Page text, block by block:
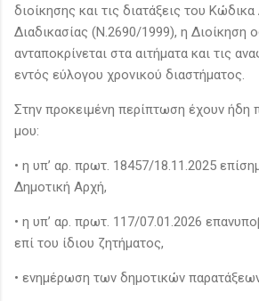
διοίκησης και τις διατάξεις του Κώδικα
Διαδικασίας (Ν.2690/1999), η Διοίκηση
ανταποκρίνεται στα αιτήματα και τις
εντός εύλογου χρονικού διαστήματος.
Στην προκειμένη περίπτωση έχουν ήδη
μου:
• η υπ’ αρ. πρωτ. 18457/18.11.2025
Δημοτική Αρχή,
• η υπ’ αρ. πρωτ. 117/07.01.2026
επί του ίδιου ζητήματος,
• ενημέρωση των δημοτικών